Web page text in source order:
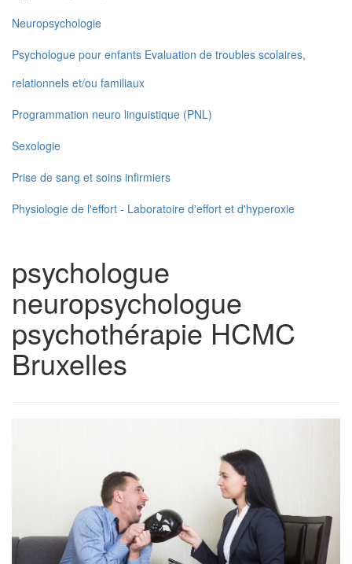
Neuropsychologie
Psychologue pour enfants Evaluation de troubles scolaires,
relationnels et/ou familiaux
Programmation neuro linguistique (PNL)
Sexologie
Prise de sang et soins infirmiers
Physiologie de l'effort - Laboratoire d'effort et d'hyperoxie
psychologue
neuropsychologue
psychothérapie HCMC
Bruxelles